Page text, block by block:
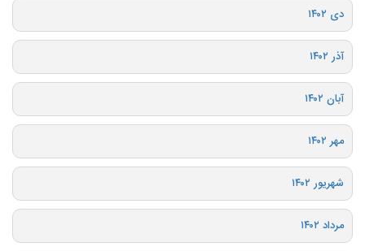
دی ۱۴۰۲
آذر ۱۴۰۲
آبان ۱۴۰۲
مهر ۱۴۰۲
شهریور ۱۴۰۲
مرداد ۱۴۰۲